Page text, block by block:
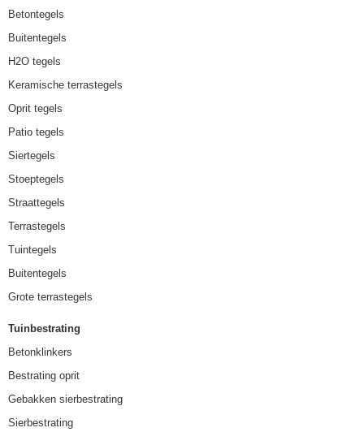
Betontegels
Buitentegels
H2O tegels
Keramische terrastegels
Oprit tegels
Patio tegels
Siertegels
Stoeptegels
Straattegels
Terrastegels
Tuintegels
Buitentegels
Grote terrastegels
Tuinbestrating
Betonklinkers
Bestrating oprit
Gebakken sierbestrating
Sierbestrating